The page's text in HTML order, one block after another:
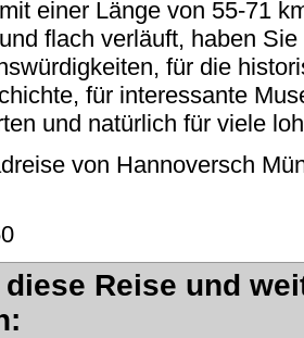
einer Länge von 55-71
flach verläuft, haben
für die
für interessante
und natürlich für viele
von Hannoversch
Reise und